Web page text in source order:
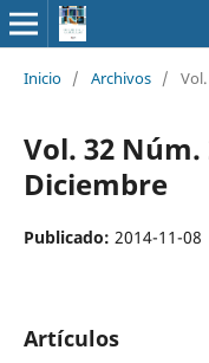
Inicio / Archivos /
Vol. 32 Núm.
Diciembre
Publicado: 2014-11-08
Artículos